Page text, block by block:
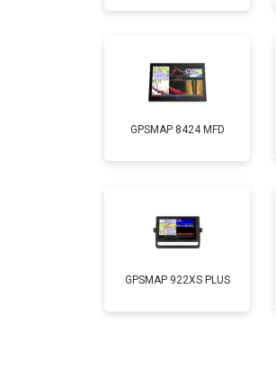
GPSMAP 8424 MFD
GPSMAP 922XS PLUS